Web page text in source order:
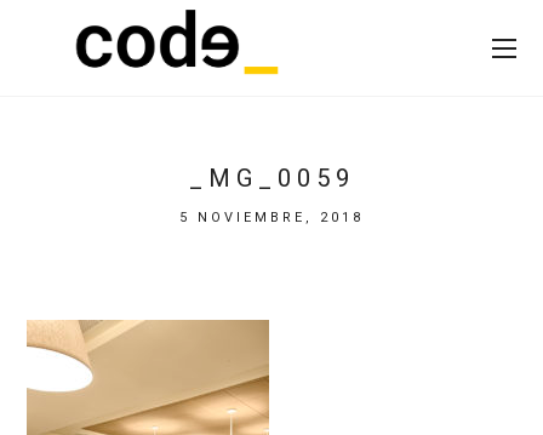
_MG_0059
5 NOVIEMBRE, 2018